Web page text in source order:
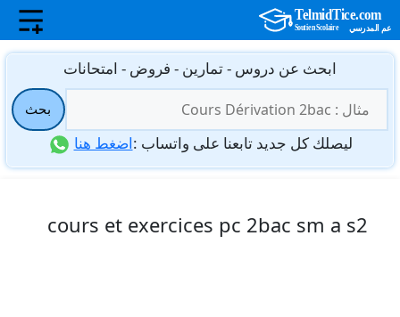
انتقل
المحتوى
ابحث عن دروس - تمارين - فروض - امتحانات
عن:
بحث
ليصلك كل جديد تابعنا على واتساب :اضغط هنا
cours et exercices pc 2bac sm a s2